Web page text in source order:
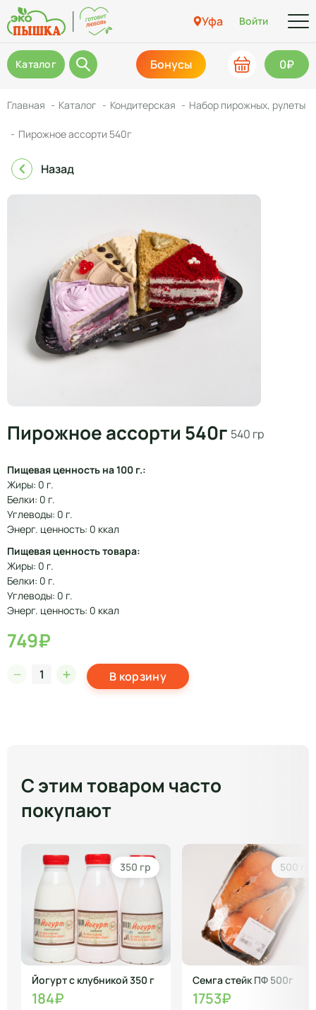
Уфа Войти
Каталог Бонусы 0₽
Главная Каталог Кондитерская Набор пирожных, рулеты
Пирожное ассорти 540г
Назад
Пирожное ассорти 540г 540 гр
Пищевая ценность на 100 г.:
Жиры: 0 г.
Белки: 0 г.
Углеводы: 0 г.
Энерг. ценность: 0 ккал
Пищевая ценность товара:
Жиры: 0 г.
Белки: 0 г.
Углеводы: 0 г.
Энерг. ценность: 0 ккал
749₽
В корзину
С этим товаром часто
покупают
350 гр
Йогурт с клубникой 350 г
184₽
500 гр
Семга стейк ПФ 500г
1753₽